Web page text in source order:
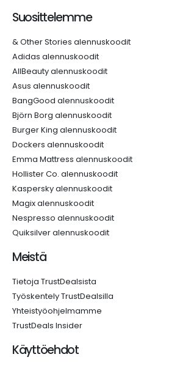
Suosittelemme
& Other Stories alennuskoodit
Adidas alennuskoodit
AllBeauty alennuskoodit
Asus alennuskoodit
BangGood alennuskoodit
Björn Borg alennuskoodit
Burger King alennuskoodit
Dockers alennuskoodit
Emma Mattress alennuskoodit
Hollister Co. alennuskoodit
Kaspersky alennuskoodit
Magix alennuskoodit
Nespresso alennuskoodit
Quiksilver alennuskoodit
Meistä
Tietoja TrustDealsista
Työskentely TrustDealsilla
Yhteistyöohjelmamme
TrustDeals Insider
Käyttöehdot